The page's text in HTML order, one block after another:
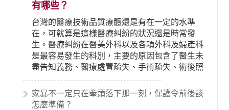
有哪些？
台灣的醫療技術品質療體還是有在一定的水準
在，可就算是這樣醫療糾紛的狀況還是時常發
生。醫療糾紛在醫美外科以及各項外科及婦產科
是最容易發生的科別，主要的原因包含了醫生未
盡告知義務、醫療處置疏失、手術疏失、術後照
顧失當、醫療費用的收取。雖然醫學進步，但醫
生與病患之間引起的糾紛還是經常發生。很多案
例中最後都走向訴訟流程，我們如果不幸遇到相
家暴不一定只在拳頭落下那一刻，保護令前後該
怎麼準備？